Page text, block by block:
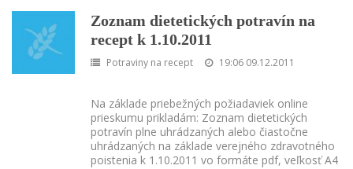
Zoznam dietetických potravín na
recept k 1.10.2011
Potraviny na recept 19:06 09.12.2011
Na základe priebežných požiadaviek online
prieskumu prikladám: Zoznam dietetických
potravín plne uhrádzaných alebo čiastočne
uhrádzaných na základe verejného zdravotného
poistenia k 1.10.2011 vo formáte pdf, veľkosť A4